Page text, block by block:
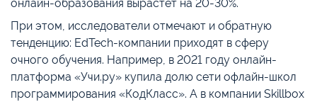
онлайн-образования вырастет на 20-30%.
При этом, исследователи отмечают и обратную
тенденцию: EdTech-компании приходят в сферу
очного обучения. Например, в 2021 году онлайн-
платформа «Учи.ру» купила долю сети офлайн-школ
программирования «КодКласс». А в компании Skillbox